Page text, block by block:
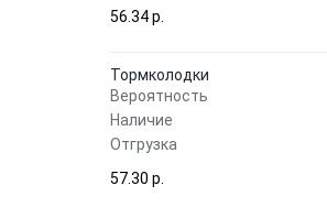
56.34 p.
Тормколодки
Вероятность
Наличие
Отгрузка
57.30 p.